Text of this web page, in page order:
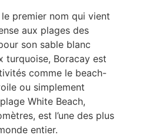
premier nom qui vient
aux plages des
son sable blanc
turquoise, Boracay est
comme le beach-
ou simplement
White Beach,
est l’une des plus
entier.